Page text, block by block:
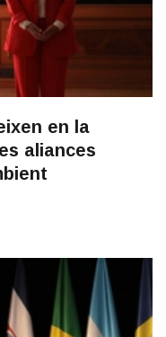
en la
aliances